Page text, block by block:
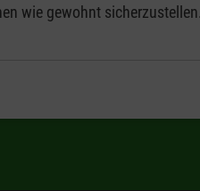
wie gewohnt sicherzustellen.